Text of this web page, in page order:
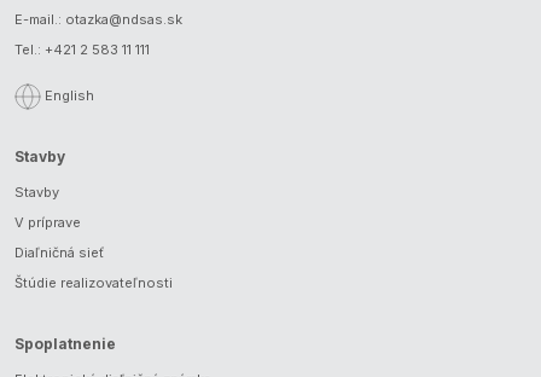
E-mail.: otazka@ndsas.sk
Tel.: +421 2 583 11 111
English
Stavby
Stavby
V príprave
Diaľničná sieť
Štúdie realizovateľnosti
Spoplatnenie